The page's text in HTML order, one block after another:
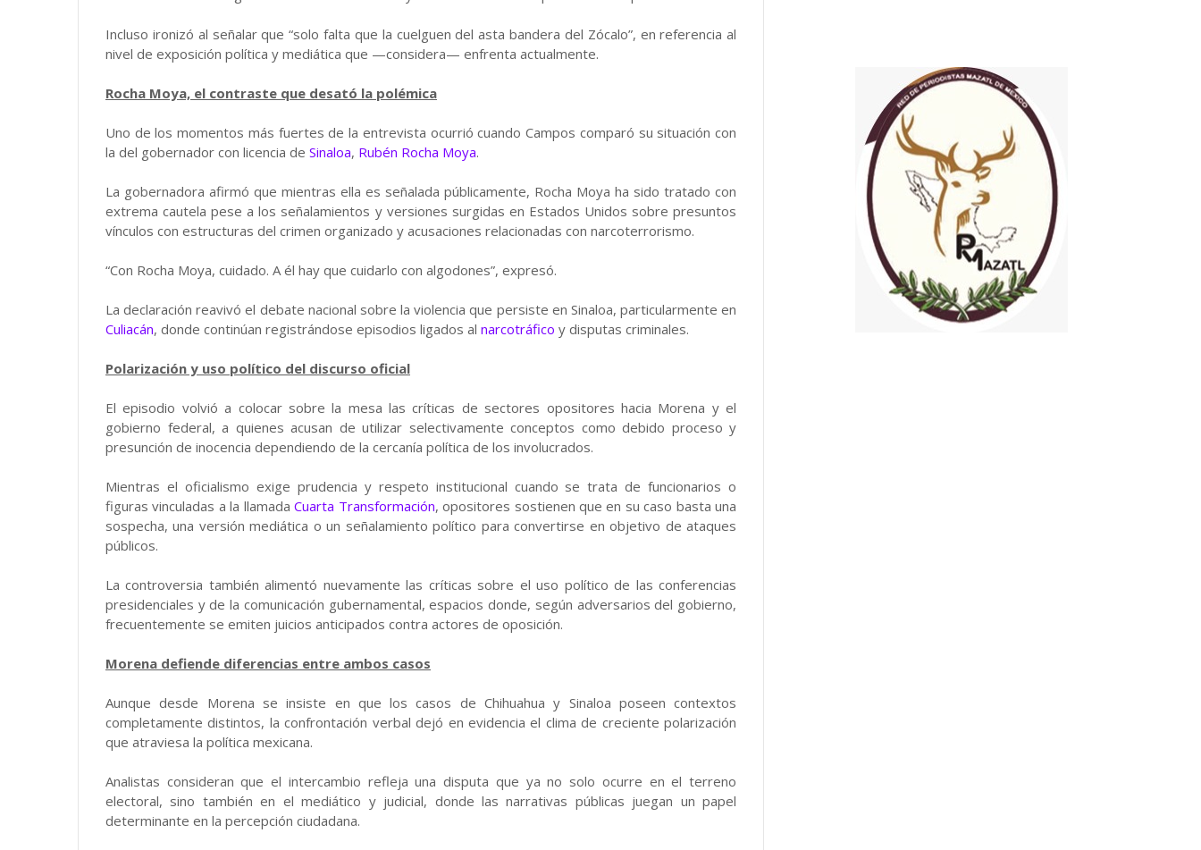
Incluso ironizó al señalar que “solo falta que la cuelguen del asta bandera del Zócalo”, en referencia al
nivel de exposición política y mediática que —considera— enfrenta actualmente.
Rocha Moya, el contraste que desató la polémica
Uno de los momentos más fuertes de la entrevista ocurrió cuando Campos comparó su situación con
la del gobernador con licencia de Sinaloa, Rubén Rocha Moya.
La gobernadora afirmó que mientras ella es señalada públicamente, Rocha Moya ha sido tratado con
extrema cautela pese a los señalamientos y versiones surgidas en Estados Unidos sobre presuntos
vínculos con estructuras del crimen organizado y acusaciones relacionadas con narcoterrorismo.
“Con Rocha Moya, cuidado. A él hay que cuidarlo con algodones”, expresó.
La declaración reavivó el debate nacional sobre la violencia que persiste en Sinaloa, particularmente en
Culiacán, donde continúan registrándose episodios ligados al narcotráfico y disputas criminales.
Polarización y uso político del discurso oficial
El episodio volvió a colocar sobre la mesa las críticas de sectores opositores hacia Morena y el
gobierno federal, a quienes acusan de utilizar selectivamente conceptos como debido proceso y
presunción de inocencia dependiendo de la cercanía política de los involucrados.
Mientras el oficialismo exige prudencia y respeto institucional cuando se trata de funcionarios o
figuras vinculadas a la llamadaCuarta Transformación, opositores sostienen que en su caso basta una
sospecha, una versión mediática o un señalamiento político para convertirse en objetivo de ataques
públicos.
La controversia también alimentó nuevamente las críticas sobre el uso político de las conferencias
presidenciales y de la comunicación gubernamental, espacios donde, según adversarios del gobierno,
frecuentemente se emiten juicios anticipados contra actores de oposición.
Morena defiende diferencias entre ambos casos
Aunque desde Morena se insiste en que los casos de Chihuahua y Sinaloa poseen contextos
completamente distintos, la confrontación verbal dejó en evidencia el clima de creciente polarización
que atraviesa la política mexicana.
Analistas consideran que el intercambio refleja una disputa que ya no solo ocurre en el terreno
electoral, sino también en el mediático y judicial, donde las narrativas públicas juegan un papel
determinante en la percepción ciudadana.